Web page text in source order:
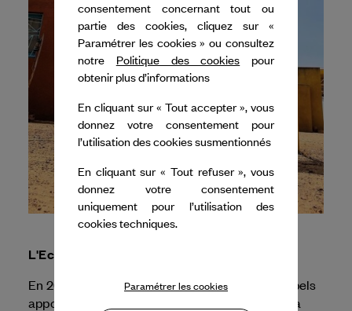
L'Ecole des Sables
En 2026, Dance Reflections byVan Cleef & Arpels
apporte son soutien à l'Ecole des Sables pour la
consentement concernant tout ou
partie des cookies, cliquez sur «
Paramétrer les cookies » ou consultez
notre Politique des cookies pour
obtenir plus d’informations
En cliquant sur « Tout accepter », vous
donnez votre consentement pour
l’utilisation des cookies susmentionnés
En cliquant sur « Tout refuser », vous
donnez votre consentement
uniquement pour l’utilisation des
cookies techniques.
Paramétrer les cookies